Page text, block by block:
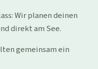
Wir planen deinen
direkt am See.
gemeinsam ein